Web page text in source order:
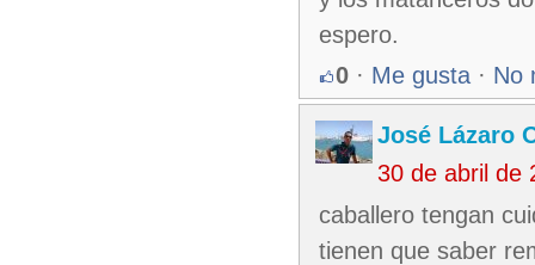
espero.
0 · Me gusta · No
José Lázaro
30 de abril de
caballero tengan
tienen que saber